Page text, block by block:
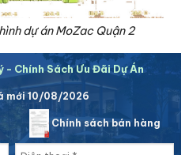
dự án MoZac Quận 2
- Chính Sách Ưu Đãi Dự Án
mới 10/08/2026
Chính sách bán hàng